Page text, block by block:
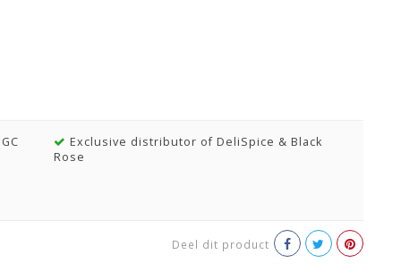
Exclusive distributor of DeliSpice & Black
Rose
Deel dit product